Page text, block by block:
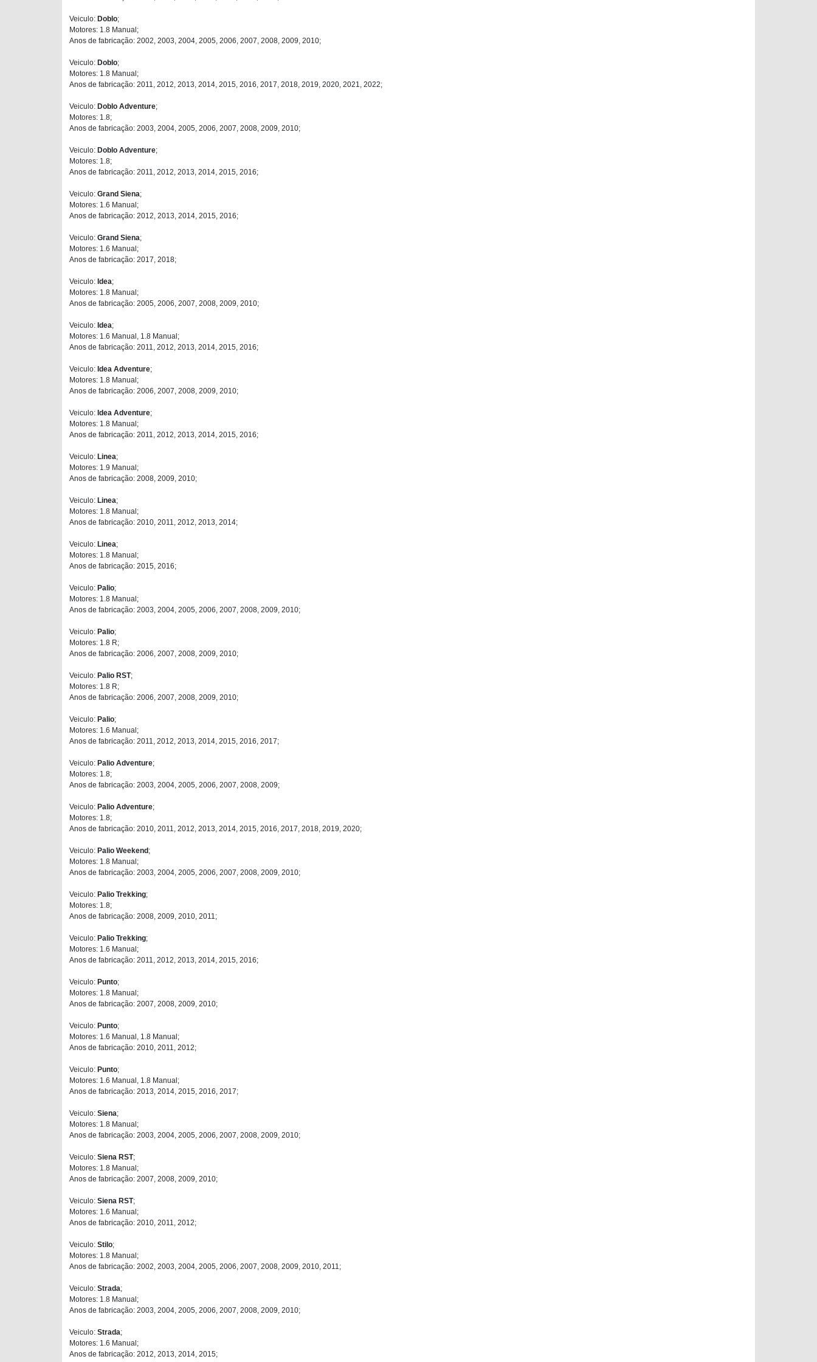
Veiculo: Doblo;
Motores: 1.8 Manual;
Anos de fabricação: 2002, 2003, 2004, 2005, 2006, 2007, 2008, 2009, 2010;
Veiculo: Doblo;
Motores: 1.8 Manual;
Anos de fabricação: 2011, 2012, 2013, 2014, 2015, 2016, 2017, 2018, 2019, 2020, 2021, 2022;
Veiculo: Doblo Adventure;
Motores: 1.8;
Anos de fabricação: 2003, 2004, 2005, 2006, 2007, 2008, 2009, 2010;
Veiculo: Doblo Adventure;
Motores: 1.8;
Anos de fabricação: 2011, 2012, 2013, 2014, 2015, 2016;
Veiculo: Grand Siena;
Motores: 1.6 Manual;
Anos de fabricação: 2012, 2013, 2014, 2015, 2016;
Veiculo: Grand Siena;
Motores: 1.6 Manual;
Anos de fabricação: 2017, 2018;
Veiculo: Idea;
Motores: 1.8 Manual;
Anos de fabricação: 2005, 2006, 2007, 2008, 2009, 2010;
Veiculo: Idea;
Motores: 1.6 Manual, 1.8 Manual;
Anos de fabricação: 2011, 2012, 2013, 2014, 2015, 2016;
Veiculo: Idea Adventure;
Motores: 1.8 Manual;
Anos de fabricação: 2006, 2007, 2008, 2009, 2010;
Veiculo: Idea Adventure;
Motores: 1.8 Manual;
Anos de fabricação: 2011, 2012, 2013, 2014, 2015, 2016;
Veiculo: Linea;
Motores: 1.9 Manual;
Anos de fabricação: 2008, 2009, 2010;
Veiculo: Linea;
Motores: 1.8 Manual;
Anos de fabricação: 2010, 2011, 2012, 2013, 2014;
Veiculo: Linea;
Motores: 1.8 Manual;
Anos de fabricação: 2015, 2016;
Veiculo: Palio;
Motores: 1.8 Manual;
Anos de fabricação: 2003, 2004, 2005, 2006, 2007, 2008, 2009, 2010;
Veiculo: Palio;
Motores: 1.8 R;
Anos de fabricação: 2006, 2007, 2008, 2009, 2010;
Veiculo: Palio RST;
Motores: 1.8 R;
Anos de fabricação: 2006, 2007, 2008, 2009, 2010;
Veiculo: Palio;
Motores: 1.6 Manual;
Anos de fabricação: 2011, 2012, 2013, 2014, 2015, 2016, 2017;
Veiculo: Palio Adventure;
Motores: 1.8;
Anos de fabricação: 2003, 2004, 2005, 2006, 2007, 2008, 2009;
Veiculo: Palio Adventure;
Motores: 1.8;
Anos de fabricação: 2010, 2011, 2012, 2013, 2014, 2015, 2016, 2017, 2018, 2019, 2020;
Veiculo: Palio Weekend;
Motores: 1.8 Manual;
Anos de fabricação: 2003, 2004, 2005, 2006, 2007, 2008, 2009, 2010;
Veiculo: Palio Trekking;
Motores: 1.8;
Anos de fabricação: 2008, 2009, 2010, 2011;
Veiculo: Palio Trekking;
Motores: 1.6 Manual;
Anos de fabricação: 2011, 2012, 2013, 2014, 2015, 2016;
Veiculo: Punto;
Motores: 1.8 Manual;
Anos de fabricação: 2007, 2008, 2009, 2010;
Veiculo: Punto;
Motores: 1.6 Manual, 1.8 Manual;
Anos de fabricação: 2010, 2011, 2012;
Veiculo: Punto;
Motores: 1.6 Manual, 1.8 Manual;
Anos de fabricação: 2013, 2014, 2015, 2016, 2017;
Veiculo: Siena;
Motores: 1.8 Manual;
Anos de fabricação: 2003, 2004, 2005, 2006, 2007, 2008, 2009, 2010;
Veiculo: Siena RST;
Motores: 1.8 Manual;
Anos de fabricação: 2007, 2008, 2009, 2010;
Veiculo: Siena RST;
Motores: 1.6 Manual;
Anos de fabricação: 2010, 2011, 2012;
Veiculo: Stilo;
Motores: 1.8 Manual;
Anos de fabricação: 2002, 2003, 2004, 2005, 2006, 2007, 2008, 2009, 2010, 2011;
Veiculo: Strada;
Motores: 1.8 Manual;
Anos de fabricação: 2003, 2004, 2005, 2006, 2007, 2008, 2009, 2010;
Veiculo: Strada;
Motores: 1.6 Manual;
Anos de fabricação: 2012, 2013, 2014, 2015;